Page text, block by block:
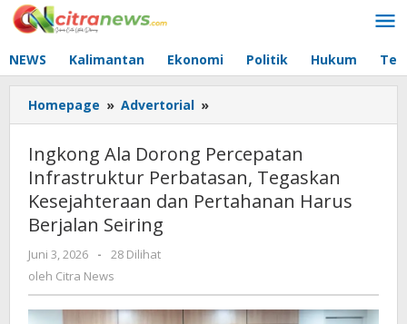
Lewati
ke
NEWS Kalimantan Ekonomi Politik Hukum
Homepage » Advertorial »
Ala
Percepatan
Infrastruktur
Perbatasan,
Harus
Berjalan
Ingkong Ala Dorong Percepatan
Infrastruktur Perbatasan, Tegaskan
Kesejahteraan dan Pertahanan Harus
Berjalan Seiring
Juni 3, 2026
oleh
Citra
-
28 Dilihat
oleh Citra News